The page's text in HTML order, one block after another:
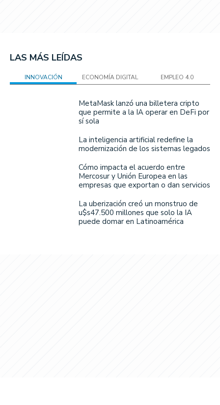
LAS MÁS LEÍDAS
INNOVACIÓN ECONOMÍA DIGITAL EMPLEO 4.0
MetaMask lanzó una billetera cripto
que permite a la IA operar en DeFi por
sí sola
La inteligencia artificial redefine la
modernización de los sistemas legados
Cómo impacta el acuerdo entre
Mercosur y Unión Europea en las
empresas que exportan o dan servicios
La uberización creó un monstruo de
u$s47.500 millones que solo la IA
puede domar en Latinoamérica